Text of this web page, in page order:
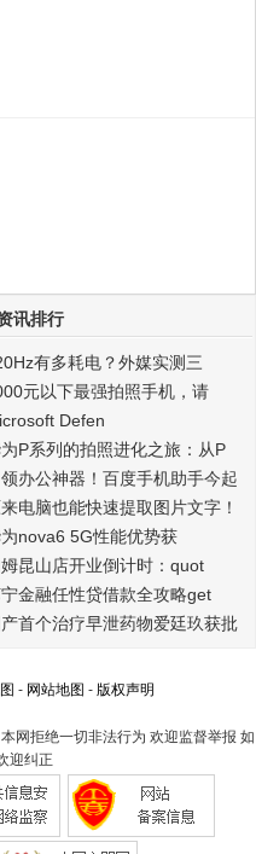
讯排行
有多耗电？外媒实测三
元以下最强拍照手机，请
Defen
P系列的拍照进化之旅：从P
办公神器！百度手机助手今起
电脑也能快速提取图片文字！
nova6 5G性能优势获
昆山店开业倒计时：quot
金融任性贷借款全攻略get
产首个治疗早泄药物爱廷玖获批
- 网站地图 - 版权声明
网拒绝一切非法行为 欢迎监督举报 如
迎纠正